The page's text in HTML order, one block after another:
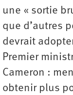
une « sortie
que d’autres
devrait
Premier
Cameron :
obtenir plus